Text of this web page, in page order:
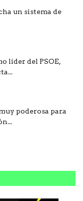
un sistema de
líder del PSOE,
poderosa para